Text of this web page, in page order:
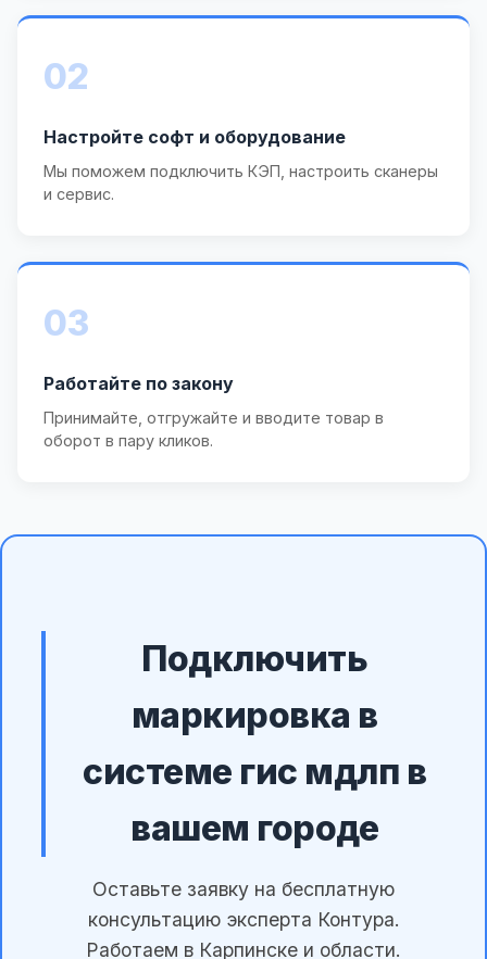
02
Настройте софт и оборудование
Мы поможем подключить КЭП, настроить сканеры
и сервис.
03
Работайте по закону
Принимайте, отгружайте и вводите товар в
оборот в пару кликов.
Подключить
маркировка в
системе гис мдлп в
вашем городе
Оставьте заявку на бесплатную
консультацию эксперта Контура.
Работаем в Карпинске и области.